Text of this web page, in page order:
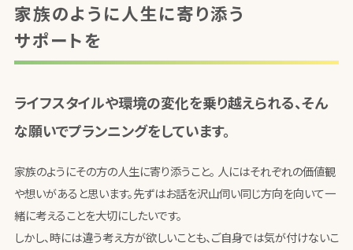
家族のように人生に寄り添う
サポートを
ライフスタイルや環境の変化を乗り越えられる、そん
な願いでプランニングをしています。
家族のようにその方の人生に寄り添うこと。 人にはそれぞれの価値観
や想いがあると思います。先ずはお話を沢山伺い同じ方向を向いて一
緒に考えることを大切にしたいです。
しかし、時には違う考え方が欲しいことも、ご自身では気が付けないこ